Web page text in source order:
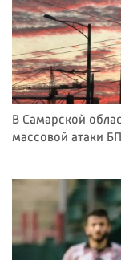
В Самарской
массовой атаки